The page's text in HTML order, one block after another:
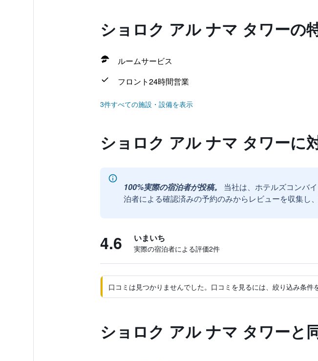
ショロク アル ナマ タワーの
ルームサービス
フロント24時間営業
3件すべての施設・設備を表示
ショロク アル ナマ タワーに
100%実際の宿泊者が投稿。
当社は、ホテルズコンバ
泊者による確認済みの予約のみからレビューを収集し、
4.6 いまいち
実際の宿泊者による評価2​件
口コミは見つかりませんでした。口コミを見るには、絞り込み条
ショロク アル ナマ タワーと